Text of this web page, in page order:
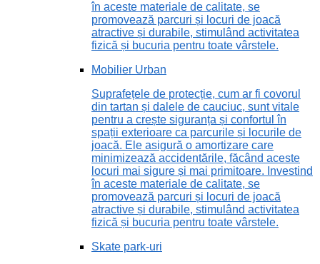
în aceste materiale de calitate, se
promovează parcuri și locuri de joacă
atractive și durabile, stimulând activitatea
fizică și bucuria pentru toate vârstele.
Mobilier Urban
Suprafețele de protecție, cum ar fi covorul
din tartan și dalele de cauciuc, sunt vitale
pentru a crește siguranța și confortul în
spații exterioare ca parcurile și locurile de
joacă. Ele asigură o amortizare care
minimizează accidentările, făcând aceste
locuri mai sigure și mai primitoare. Investind
în aceste materiale de calitate, se
promovează parcuri și locuri de joacă
atractive și durabile, stimulând activitatea
fizică și bucuria pentru toate vârstele.
Skate park-uri